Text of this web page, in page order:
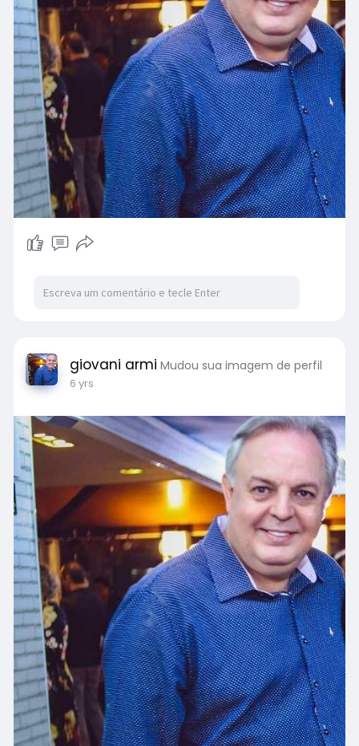
giovani armi Mudou sua imagem de perfil
6 yrs